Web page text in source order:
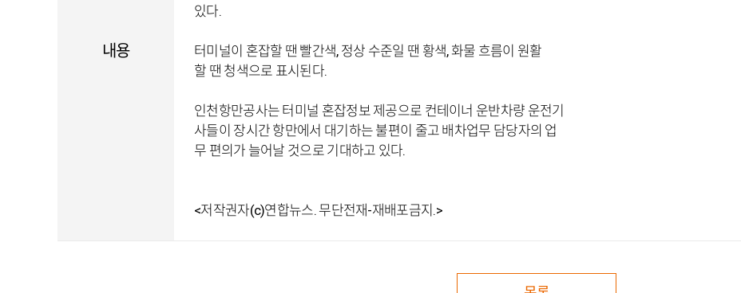
내용
있다.
터미널이 혼잡할 땐 빨간색, 정상 수준일 땐 황색, 화물 흐름이 원활
할 땐 청색으로 표시된다.
인천항만공사는 터미널 혼잡정보 제공으로 컨테이너 운반차량 운전기
사들이 장시간 항만에서 대기하는 불편이 줄고 배차업무 담당자의 업
무 편의가 늘어날 것으로 기대하고 있다.
<저작권자(c)연합뉴스. 무단전재-재배포금지.>